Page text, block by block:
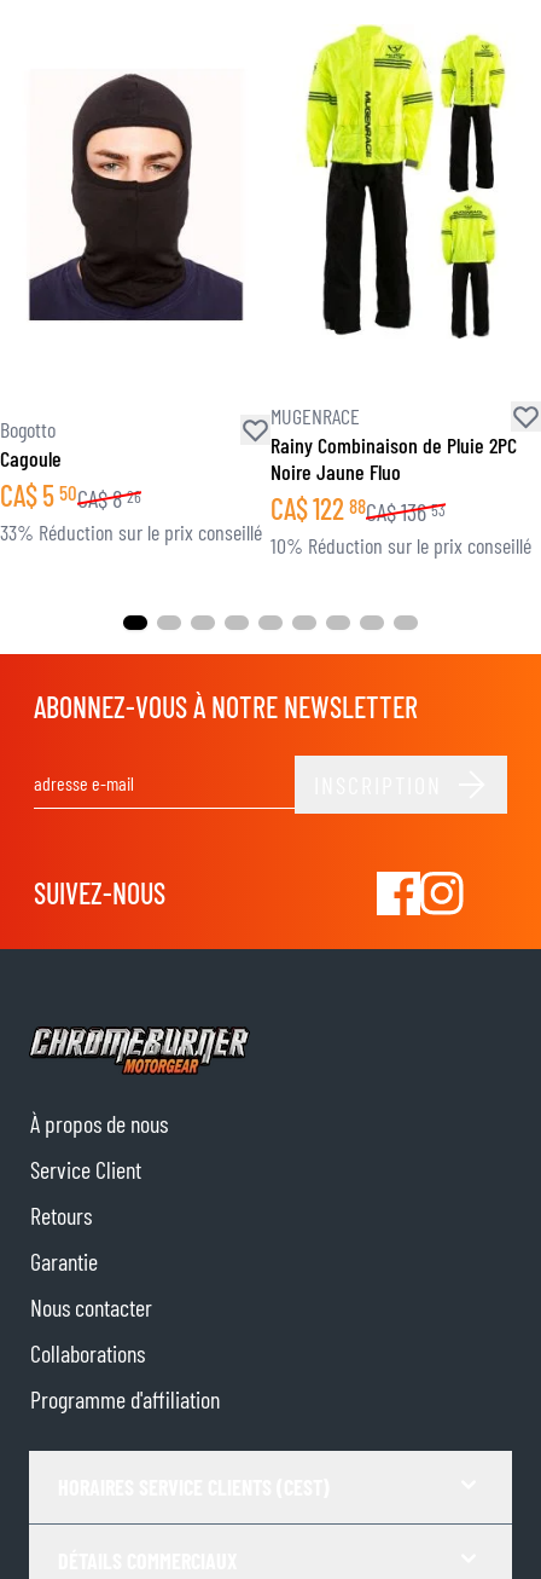
Bogotto
Cagoule
CA$5 50CA$8 26
33% Réduction sur le prix conseillé
MUGENRACE
Rainy Combinaison de Pluie 2PC
Noire Jaune Fluo
CA$122 88CA$136 53
10% Réduction sur le prix conseillé
ABONNEZ-VOUS À NOTRE NEWSLETTER
SUIVEZ-NOUS
À propos de nous
Service Client
Retours
Garantie
Nous contacter
Collaborations
Programme d'affiliation